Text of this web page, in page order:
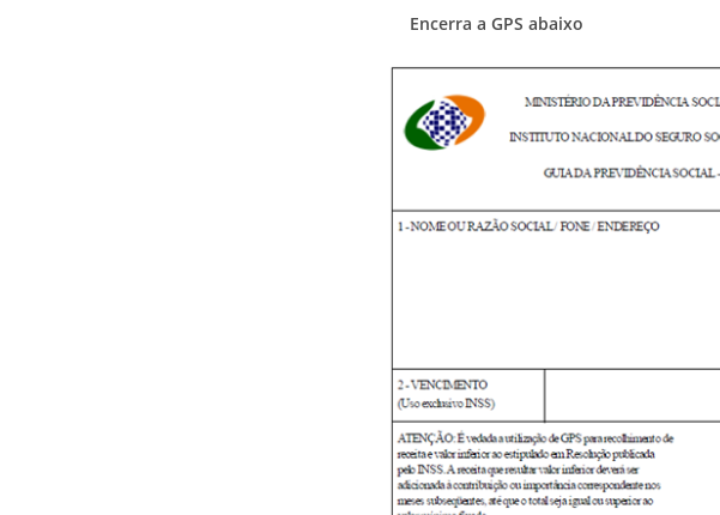
Encerra a GPS abaixo